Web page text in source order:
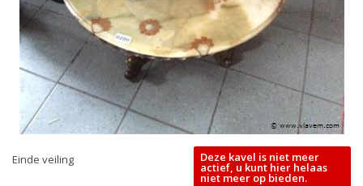
Einde veiling Deze kavel is niet meer
actief, u kunt hier helaas
niet meer op bieden.